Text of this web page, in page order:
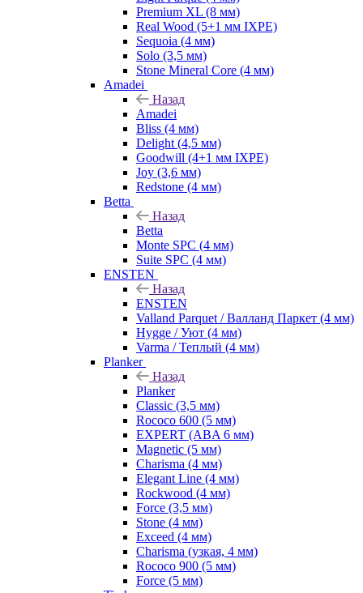
Premium XL (8 мм)
Real Wood (5+1 мм IXPE)
Sequoia (4 мм)
Solo (3,5 мм)
Stone Mineral Core (4 мм)
Amadei
Назад
Amadei
Bliss (4 мм)
Delight (4,5 мм)
Goodwill (4+1 мм IXPE)
Joy (3,6 мм)
Redstone (4 мм)
Betta
Назад
Betta
Monte SPC (4 мм)
Suite SPC (4 мм)
ENSTEN
Назад
ENSTEN
Valland Parquet / Валланд Паркет (4 мм)
Hygge / Уют (4 мм)
Varma / Теплый (4 мм)
Planker
Назад
Planker
Classic (3,5 мм)
Rococo 600 (5 мм)
EXPERT (ABA 6 мм)
Magnetic (5 мм)
Charisma (4 мм)
Elegant Line (4 мм)
Rockwood (4 мм)
Force (3,5 мм)
Stone (4 мм)
Exceed (4 мм)
Charisma (узкая, 4 мм)
Rococo 900 (5 мм)
Force (5 мм)